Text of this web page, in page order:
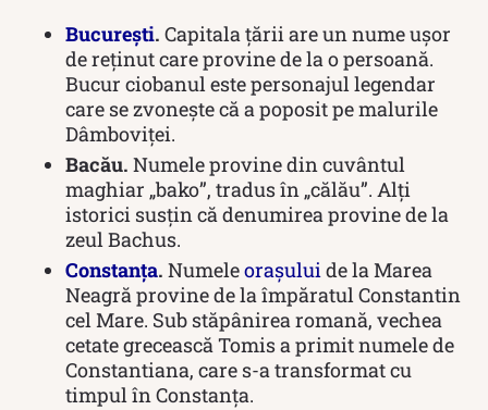
București. Capitala țării are un nume ușor
de reținut care provine de la o persoană.
Bucur ciobanul este personajul legendar
care se zvonește că a poposit pe malurile
Dâmboviței.
Bacău. Numele provine din cuvântul
maghiar „bako”, tradus în „călău”. Alți
istorici susțin că denumirea provine de la
zeul Bachus.
Constanța. Numeleorașuluide la Marea
Neagră provine de la împăratul Constantin
cel Mare. Sub stăpânirea romană, vechea
cetate grecească Tomis a primit numele de
Constantiana, care s-a transformat cu
timpul în Constanța.